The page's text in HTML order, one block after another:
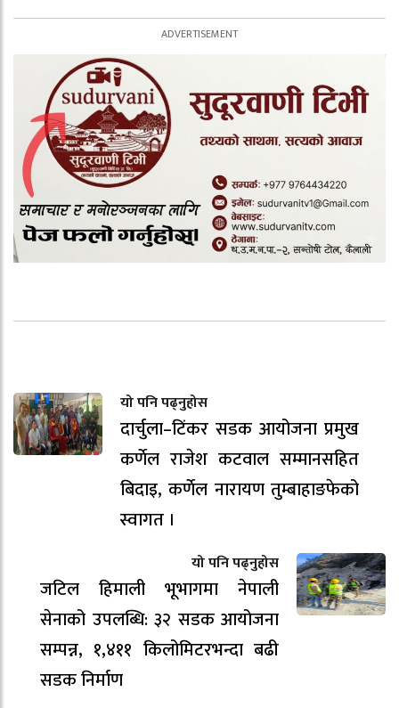
यो पनि पढ्नुहोस
दार्चुला–टिंकर सडक आयोजना प्रमुख
कर्णेल राजेश कटवाल सम्मानसहित
बिदाइ, कर्णेल नारायण तुम्बाहाङफेको
स्वागत ।
यो पनि पढ्नुहोस
जटिल हिमाली भूभागमा नेपाली
सेनाको उपलब्धि: ३२ सडक आयोजना
सम्पन्न, १,४११ किलोमिटरभन्दा बढी
सडक निर्माण